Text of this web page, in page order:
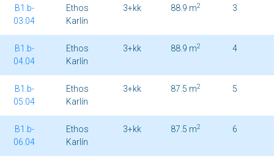
B1.b-
03.04
Ethos
Karlín
3+kk 88.9 m2 3
B1.b-
04.04
Ethos
Karlín
3+kk 88.9 m2 4
B1.b-
05.04
Ethos
Karlín
3+kk 87.5 m2 5
B1.b-
06.04
Ethos
Karlín
3+kk 87.5 m2 6